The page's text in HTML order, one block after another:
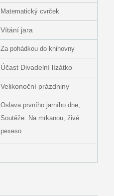
Matematický cvrček
Vítání jara
Za pohádkou do knihovny
Účast Divadelní lízátko
Velikonoční prázdniny
Oslava prvního jarního dne,
Soutěže: Na mrkanou, živé
pexeso